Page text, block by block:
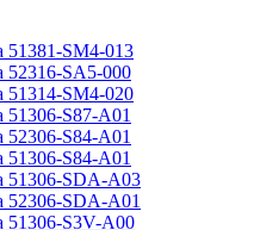
51381-SM4-013
52316-SA5-000
51314-SM4-020
51306-S87-A01
52306-S84-A01
51306-S84-A01
51306-SDA-A03
52306-SDA-A01
51306-S3V-A00